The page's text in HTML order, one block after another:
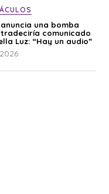
una bomba
comunicado
Luz: “Hay un audio”